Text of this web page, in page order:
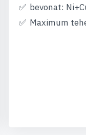
bevonat:
Maximum